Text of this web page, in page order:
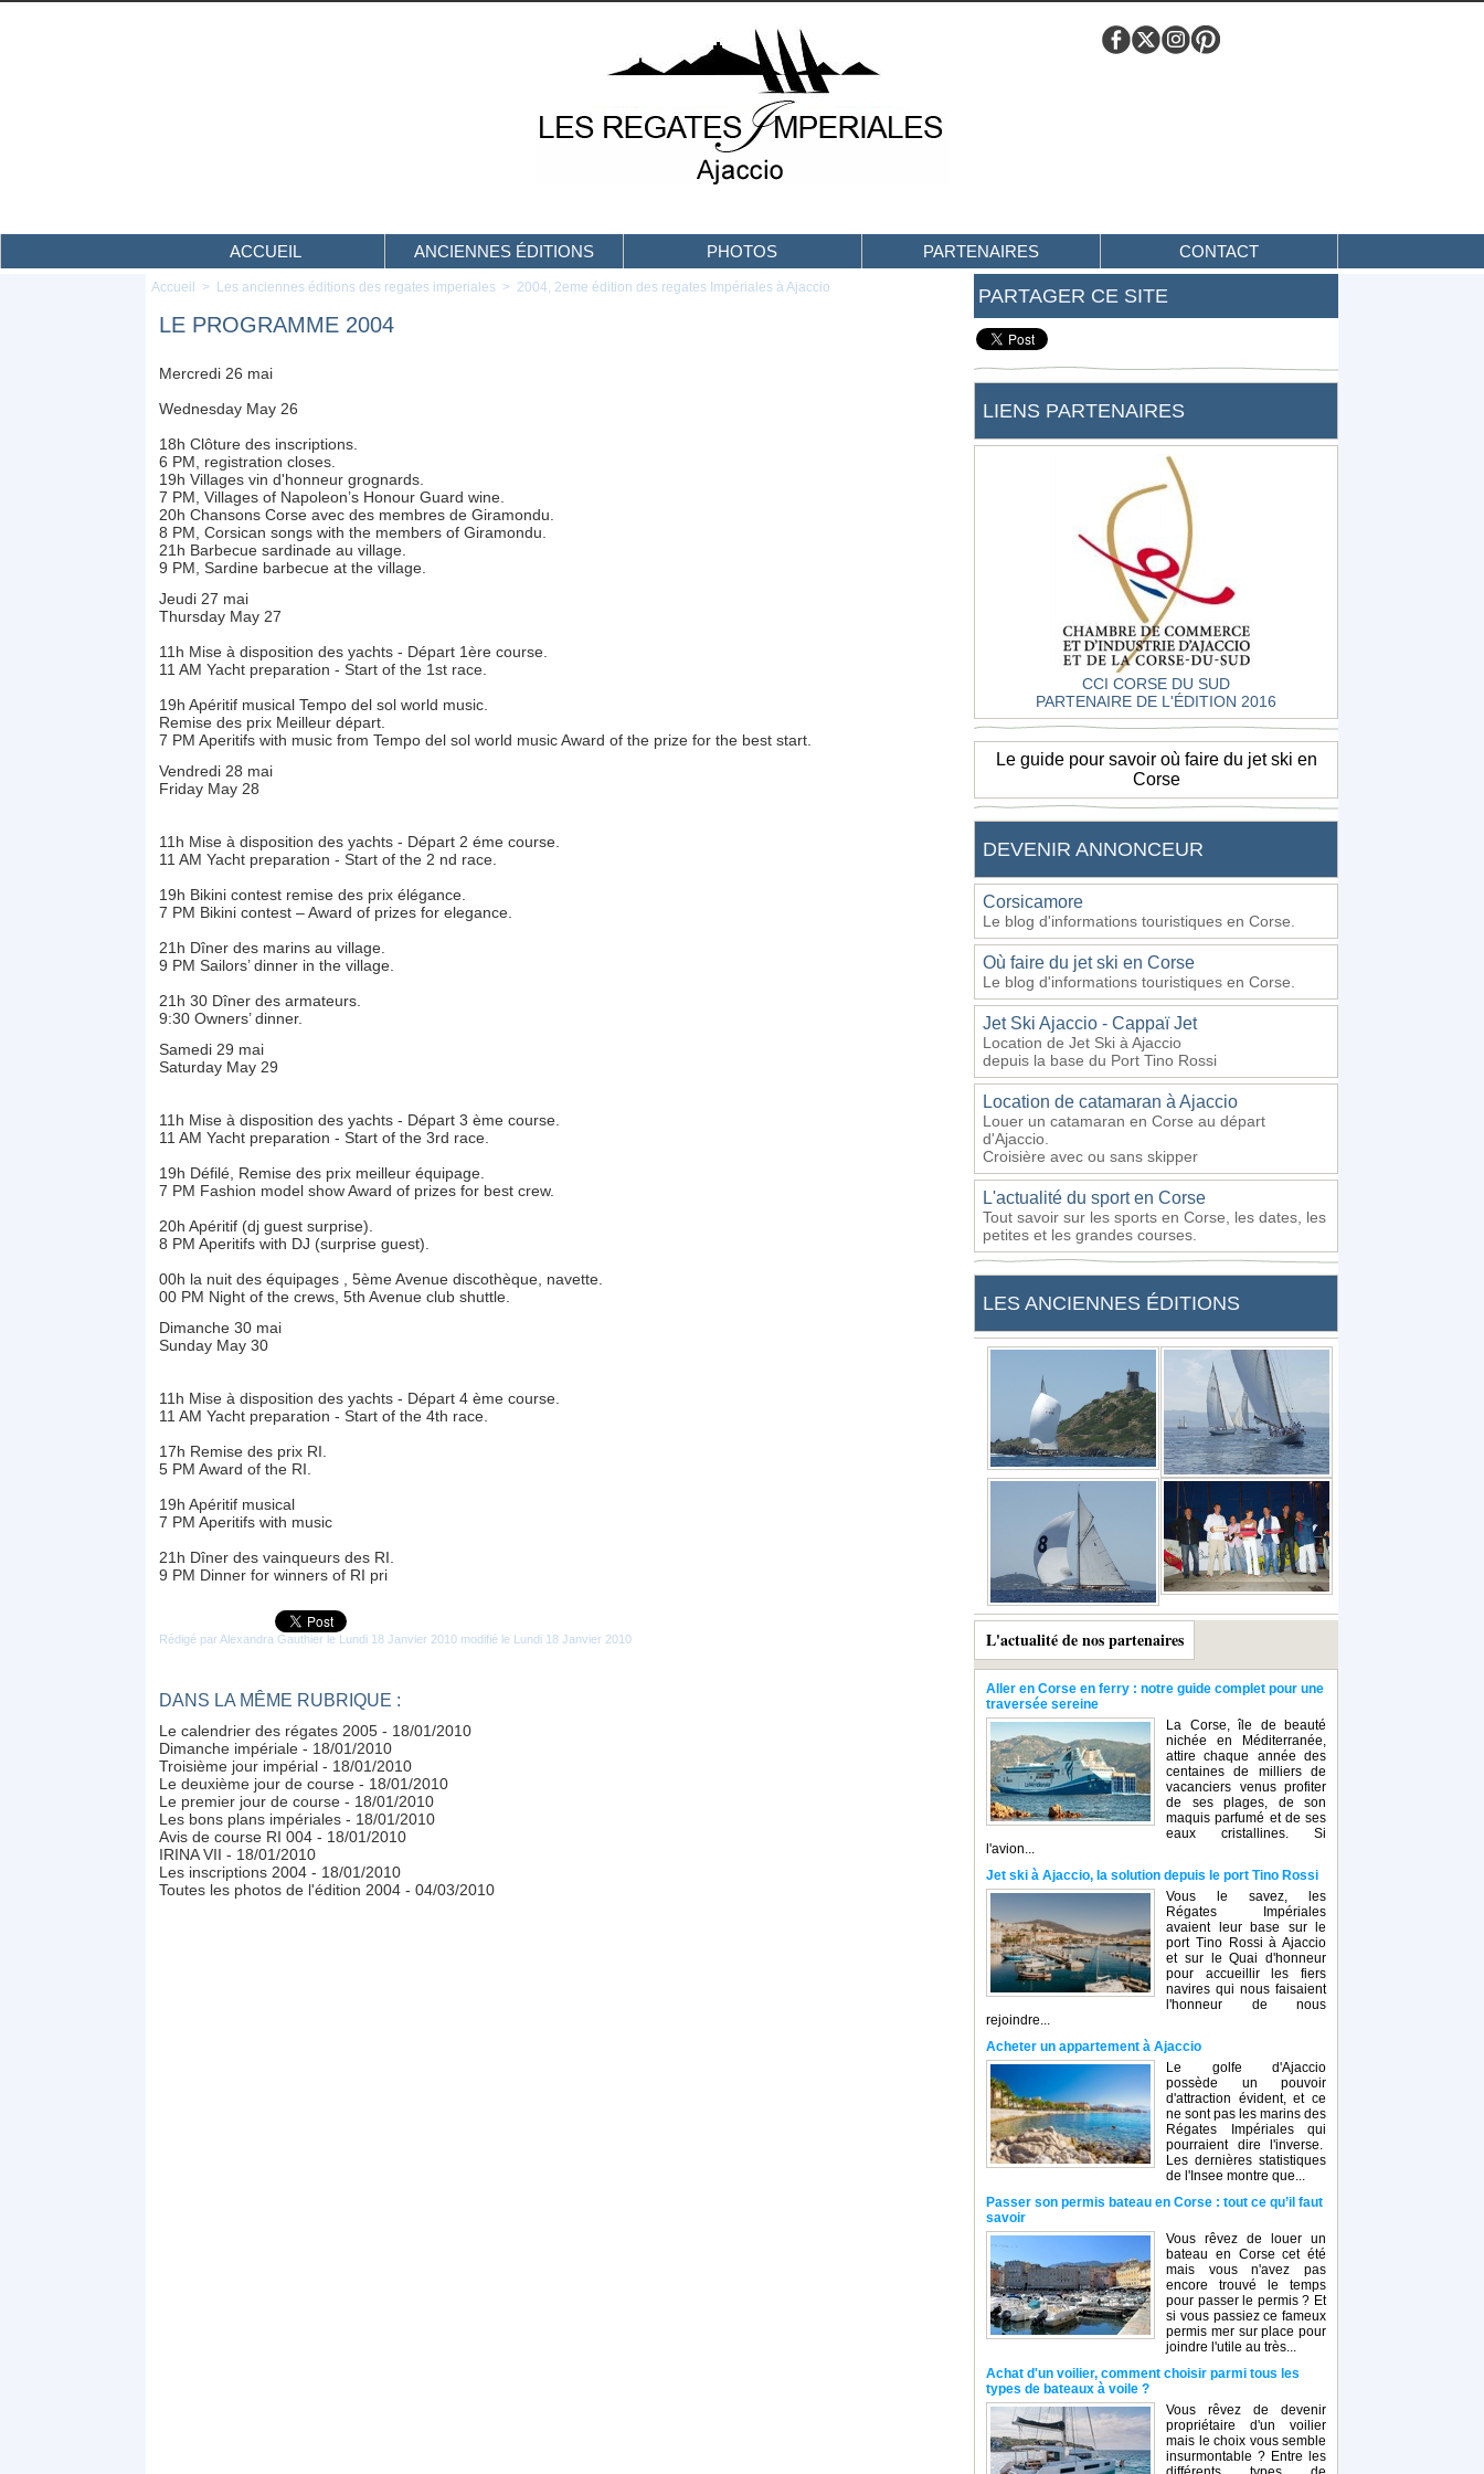
ACCUEIL ANCIENNES ÉDITIONS PHOTOS PARTENAIRES CONTACT
Accueil > Les anciennes éditions des regates imperiales > 2004, 2eme édition des regates Impériales à Ajaccio
LE PROGRAMME 2004
Mercredi 26 mai
Wednesday May 26
18h Clôture des inscriptions.
6 PM, registration closes.
19h Villages vin d'honneur grognards.
7 PM, Villages of Napoleon’s Honour Guard wine.
20h Chansons Corse avec des membres de Giramondu.
8 PM, Corsican songs with the members of Giramondu.
21h Barbecue sardinade au village.
9 PM, Sardine barbecue at the village.
Jeudi 27 mai
Thursday May 27
11h Mise à disposition des yachts - Départ 1ère course.
11 AM Yacht preparation - Start of the 1st race.
19h Apéritif musical Tempo del sol world music.
Remise des prix Meilleur départ.
7 PM Aperitifs with music from Tempo del sol world music Award of the prize for the best start.
Vendredi 28 mai
Friday May 28
11h Mise à disposition des yachts - Départ 2 éme course.
11 AM Yacht preparation - Start of the 2 nd race.
19h Bikini contest remise des prix élégance.
7 PM Bikini contest – Award of prizes for elegance.
21h Dîner des marins au village.
9 PM Sailors’ dinner in the village.
21h 30 Dîner des armateurs.
9:30 Owners’ dinner.
Samedi 29 mai
Saturday May 29
11h Mise à disposition des yachts - Départ 3 ème course.
11 AM Yacht preparation - Start of the 3rd race.
19h Défilé, Remise des prix meilleur équipage.
7 PM Fashion model show Award of prizes for best crew.
20h Apéritif (dj guest surprise).
8 PM Aperitifs with DJ (surprise guest).
00h la nuit des équipages , 5ème Avenue discothèque, navette.
00 PM Night of the crews, 5th Avenue club shuttle.
Dimanche 30 mai
Sunday May 30
11h Mise à disposition des yachts - Départ 4 ème course.
11 AM Yacht preparation - Start of the 4th race.
17h Remise des prix RI.
5 PM Award of the RI.
19h Apéritif musical
7 PM Aperitifs with music
21h Dîner des vainqueurs des RI.
9 PM Dinner for winners of RI pri
Rédigé par Alexandra Gauthier le Lundi 18 Janvier 2010 modifié le Lundi 18 Janvier 2010
DANS LA MÊME RUBRIQUE :
Le calendrier des régates 2005 - 18/01/2010
Dimanche impériale - 18/01/2010
Troisième jour impérial - 18/01/2010
Le deuxième jour de course - 18/01/2010
Le premier jour de course - 18/01/2010
Les bons plans impériales - 18/01/2010
Avis de course RI 004 - 18/01/2010
IRINA VII - 18/01/2010
Les inscriptions 2004 - 18/01/2010
Toutes les photos de l'édition 2004 - 04/03/2010
PARTAGER CE SITE
LIENS PARTENAIRES
CCI CORSE DU SUD
PARTENAIRE DE L'ÉDITION 2016
Le guide pour savoir où faire du jet ski en
Corse
DEVENIR ANNONCEUR
Corsicamore
Le blog d'informations touristiques en Corse.
Où faire du jet ski en Corse
Le blog d'informations touristiques en Corse.
Jet Ski Ajaccio - Cappaï Jet
Location de Jet Ski à Ajaccio
depuis la base du Port Tino Rossi
Location de catamaran à Ajaccio
Louer un catamaran en Corse au départ
d'Ajaccio.
Croisière avec ou sans skipper
L'actualité du sport en Corse
Tout savoir sur les sports en Corse, les dates, les
petites et les grandes courses.
LES ANCIENNES ÉDITIONS
L'actualité de nos partenaires
Aller en Corse en ferry : notre guide complet pour une
traversée sereine
La Corse, île de beauté
nichée en Méditerranée,
attire chaque année des
centaines de milliers de
vacanciers venus profiter
de ses plages, de son
maquis parfumé et de ses
eaux cristallines. Si
l'avion...
Jet ski à Ajaccio, la solution depuis le port Tino Rossi
Vous le savez, les
Régates Impériales
avaient leur base sur le
port Tino Rossi à Ajaccio
et sur le Quai d'honneur
pour accueillir les fiers
navires qui nous faisaient
l'honneur de nous
rejoindre...
Acheter un appartement à Ajaccio
Le golfe d'Ajaccio
possède un pouvoir
d'attraction évident, et ce
ne sont pas les marins des
Régates Impériales qui
pourraient dire l'inverse.
Les dernières statistiques
de l'Insee montre que...
Passer son permis bateau en Corse : tout ce qu’il faut
savoir
Vous rêvez de louer un
bateau en Corse cet été
mais vous n'avez pas
encore trouvé le temps
pour passer le permis ? Et
si vous passiez ce fameux
permis mer sur place pour
joindre l'utile au très...
Achat d'un voilier, comment choisir parmi tous les
types de bateaux à voile ?
Vous rêvez de devenir
propriétaire d'un voilier
mais le choix vous semble
insurmontable ? Entre les